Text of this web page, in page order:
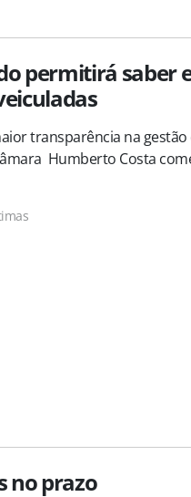
permitirá saber
transparência na gestão
Humberto Costa
no prazo